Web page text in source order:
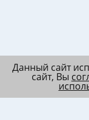
Данный сайт
сайт, Вы